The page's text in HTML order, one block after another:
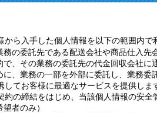
ら入手した個人情報を以下の範囲内で
の委託先である配送会社や商品仕入先
、その業務の委託先の代金回収会社に
、業務の一部を外部に委託し、業務
してお客様に最適なサービスを提供し
の締結をはじめ、当該個人情報の安全
者のみ）